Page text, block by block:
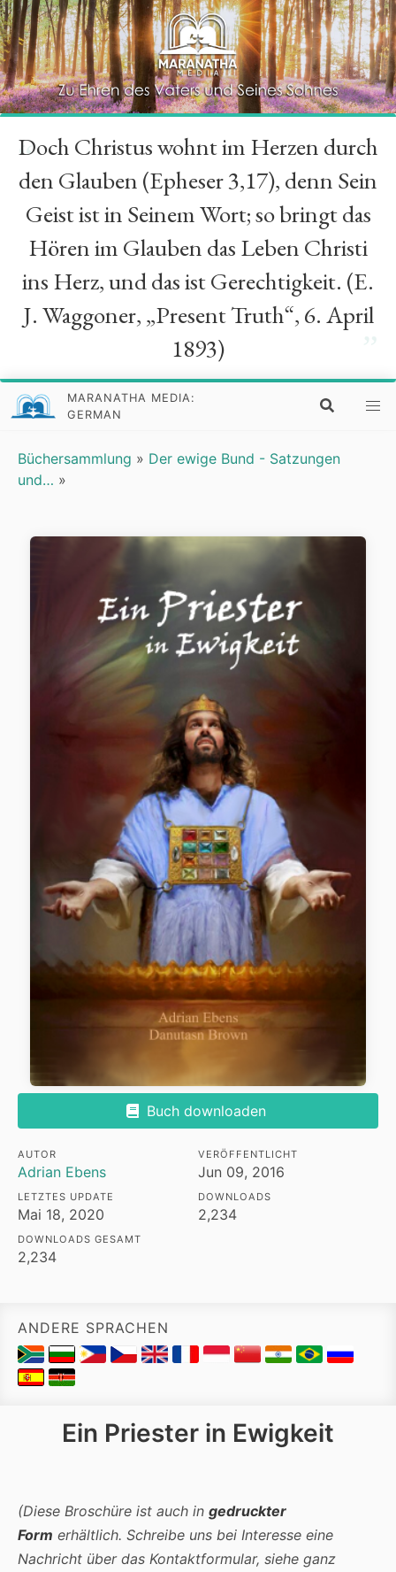
“
Doch Christus wohnt im Herzen durch
den Glauben (Epheser 3,17), denn Sein
Geist ist in Seinem Wort; so bringt das
Hören im Glauben das Leben Christi
ins Herz, und das ist Gerechtigkeit. (E.
J. Waggoner, „Present Truth“, 6. April
1893)
MARANATHA MEDIA:
GERMAN
Büchersammlung » Der ewige Bund - Satzungen
und… »
Buch downloaden
AUTOR
Adrian Ebens
VERÖFFENTLICHT
Jun 09, 2016
LETZTES UPDATE
Mai 18, 2020
DOWNLOADS
2,234
DOWNLOADS GESAMT
2,234
ANDERE SPRACHEN
Ein Priester in Ewigkeit
(Diese Broschüre ist auch in gedruckter
Form erhältlich. Schreibe uns bei Interesse eine
Nachricht über das Kontaktformular, siehe ganz